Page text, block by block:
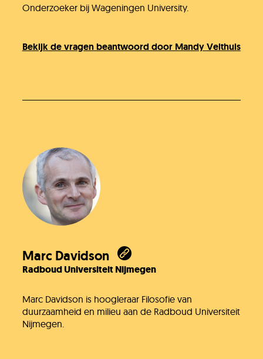
Onderzoeker bij Wageningen University.
Bekijk de vragen beantwoord door Mandy Velthuis
Marc Davidson
Radboud Universiteit Nijmegen
Marc Davidson is hoogleraar Filosofie van
duurzaamheid en milieu aan de Radboud Universiteit
Nijmegen.